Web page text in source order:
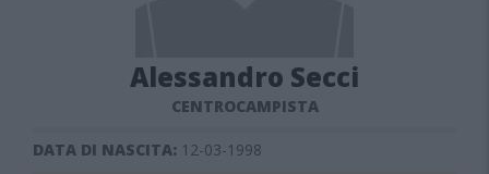
Alessandro Secci
CENTROCAMPISTA
DATA DI NASCITA: 12-03-1998